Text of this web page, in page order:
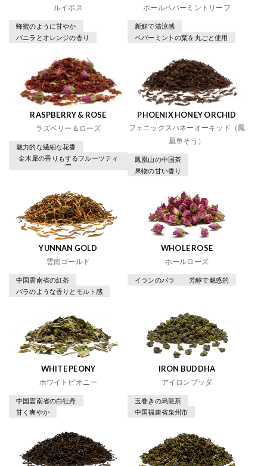
ルイボス
蜂蜜のように甘やか
バニラとオレンジの香り
ホールペパーミントリーフ
新鮮で清涼感
ペパーミントの葉を丸ごと使用
RASPBERRY & ROSE
ラズベリー＆ローズ
魅力的な繊細な花香
金木犀の香りもするフルーツティ
ー
PHOENIX HONEY ORCHID
フェニックスハネーオーキッド（鳳
凰単そう）
鳳凰山の中国茶
果物の甘い香り
YUNNAN GOLD
雲南ゴールド
中国雲南省の紅茶
バラのような香りとモルト感
WHOLE ROSE
ホールローズ
イランのバラ 芳醇で魅惑的
WHITE PEONY
ホワイトピオニー
中国雲南省の白牡丹
甘く爽やか
IRON BUDDHA
アイロンブッダ
玉巻きの烏龍茶
中国福建省泉州市